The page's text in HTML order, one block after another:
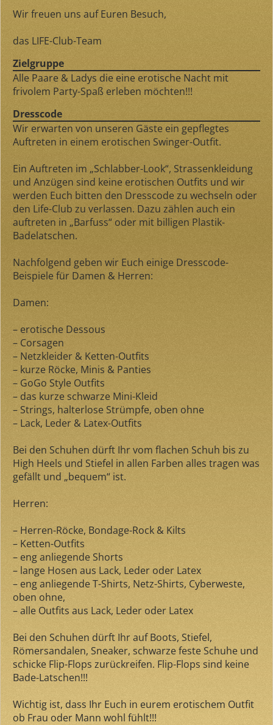
Wir freuen uns auf Euren Besuch,
das LIFE-Club-Team
Zielgruppe
Alle Paare & Ladys die eine erotische Nacht mit
frivolem Party-Spaß erleben möchten!!!
Dresscode
Wir erwarten von unseren Gäste ein gepflegtes
Auftreten in einem erotischen Swinger-Outfit.
Ein Auftreten im „Schlabber-Look“, Strassenkleidung
und Anzügen sind keine erotischen Outfits und wir
werden Euch bitten den Dresscode zu wechseln oder
den Life-Club zu verlassen. Dazu zählen auch ein
auftreten in „Barfuss“ oder mit billigen Plastik-
Badelatschen.
Nachfolgend geben wir Euch einige Dresscode-
Beispiele für Damen & Herren:
Damen:
– erotische Dessous
– Corsagen
– Netzkleider & Ketten-Outfits
– kurze Röcke, Minis & Panties
– GoGo Style Outfits
– das kurze schwarze Mini-Kleid
– Strings, halterlose Strümpfe, oben ohne
– Lack, Leder & Latex-Outfits
Bei den Schuhen dürft Ihr vom flachen Schuh bis zu
High Heels und Stiefel in allen Farben alles tragen was
gefällt und „bequem“ ist.
Herren:
– Herren-Röcke, Bondage-Rock & Kilts
– Ketten-Outfits
– eng anliegende Shorts
– lange Hosen aus Lack, Leder oder Latex
– eng anliegende T-Shirts, Netz-Shirts, Cyberweste,
oben ohne,
– alle Outfits aus Lack, Leder oder Latex
Bei den Schuhen dürft Ihr auf Boots, Stiefel,
Römersandalen, Sneaker, schwarze feste Schuhe und
schicke Flip-Flops zurückreifen. Flip-Flops sind keine
Bade-Latschen!!!
Wichtig ist, dass Ihr Euch in eurem erotischem Outfit
ob Frau oder Mann wohl fühlt!!!